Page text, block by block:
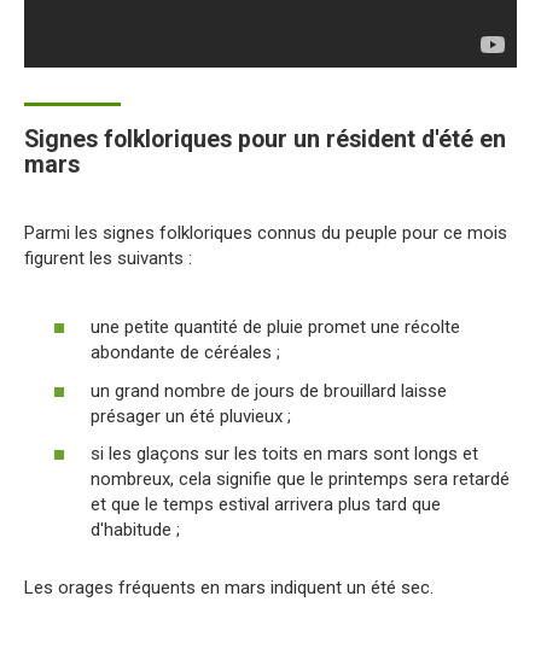
Signes folkloriques pour un résident d'été en
mars
Parmi les signes folkloriques connus du peuple pour ce mois
figurent les suivants :
une petite quantité de pluie promet une récolte
abondante de céréales ;
un grand nombre de jours de brouillard laisse
présager un été pluvieux ;
si les glaçons sur les toits en mars sont longs et
nombreux, cela signifie que le printemps sera retardé
et que le temps estival arrivera plus tard que
d'habitude ;
Les orages fréquents en mars indiquent un été sec.